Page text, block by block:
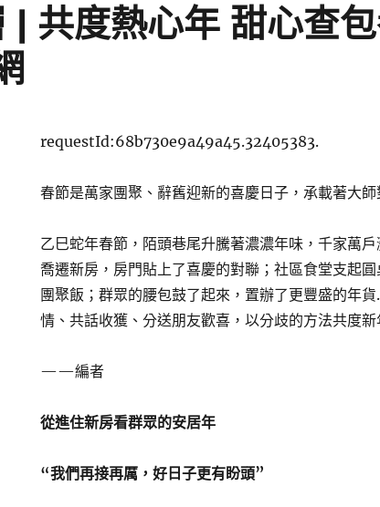
| 共度熱心年 甜心查
requestId:68b730e9a49a45.32405383.
春節是萬家團聚、辭舊迎新的喜慶日子，承載著大師
乙巳蛇年春節，陌頭巷尾升騰著濃濃年味，千家萬
喬遷新房，房門貼上了喜慶的對聯；社區食堂支起
團聚飯；群眾的腰包鼓了起來，置辦了更豐盛的年
情、共話收獲、分送朋友歡喜，以分歧的方法共度新
——編者
從進住新房看群眾的安居年
“我們再接再厲，好日子更有盼頭”